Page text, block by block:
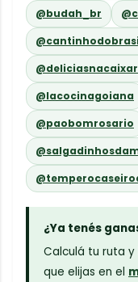
@budah_br
@lacocinagoiana
@paobomrosario
¿Ya tenés
Calculá tu ruta
que elijas en el